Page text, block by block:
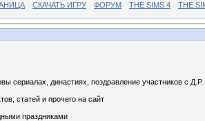
СКАЧАТЬ ИГРУ ФОРУМ THE SIMS 4 THE
сериалах, династиях, поздравление участников с Д.Р.
статей и прочего на сайт
праздниками